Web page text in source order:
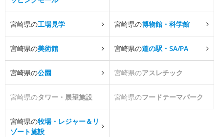
宮崎県の工場見学 宮崎県の博物館・科学館
宮崎県の美術館 宮崎県の道の駅・SA/PA
宮崎県の公園 宮崎県のアスレチック
宮崎県のタワー・展望施設 宮崎県のフードテーマパーク
宮崎県の牧場・レジャー＆リ
ゾート施設